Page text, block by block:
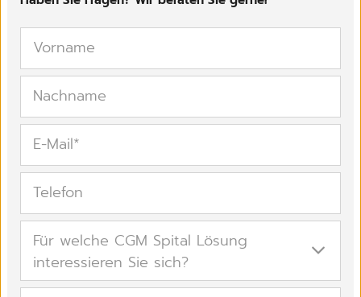
Vorname
Nachname
E-Mail*
Telefon
Für welche CGM Spital Lösung
interessieren Sie sich?